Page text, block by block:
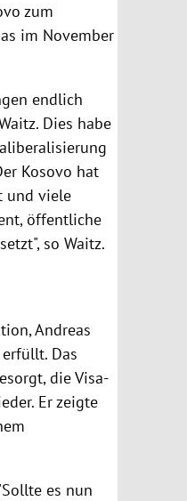
zum
im November
endlich
Dies habe
Kosovo hat
und viele
öffentliche
so Waitz.
Andreas
Das
die Visa-
Er zeigte
es nun